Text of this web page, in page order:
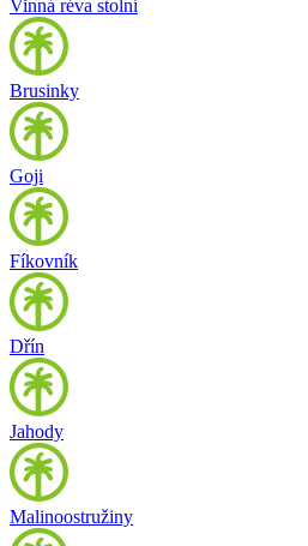
Vinná réva stolní
Brusinky
Goji
Fíkovník
Dřín
Jahody
Malinoostružiny